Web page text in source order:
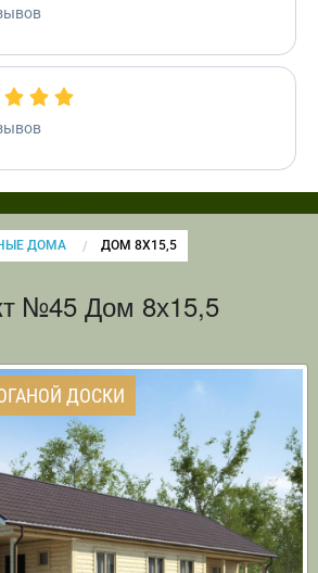
ДОМА CURRENT:
ДОМ 8Х15,5
№45 Дом 8х15,5
ДОСКИ